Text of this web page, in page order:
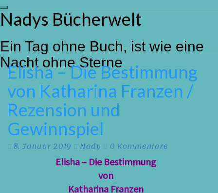
Skip
to
Toggle
navigation
Nadys Bücherwelt
Ein Tag ohne Buch, ist wie eine
Nacht ohne Sterne
Elisha
–
Die
Bestimmung
von
Katharina
Franzen
/
Rezension
Elisha – Die Bestimmung
von Katharina Franzen /
Rezension und
Gewinnspiel
8. Januar 2019 Nady Kommentare
0 Kommentare
Elisha – Die Bestimmung
von
Katharina Franzen